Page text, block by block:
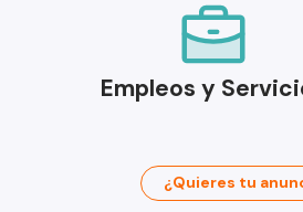
Empleos y
¿Quieres tu